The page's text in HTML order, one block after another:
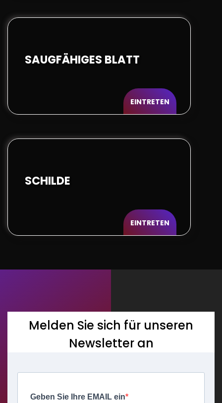
SAUGFÄHIGES BLATT
EINTRETEN
SCHILDE
EINTRETEN
Melden Sie sich für unseren
Newsletter an